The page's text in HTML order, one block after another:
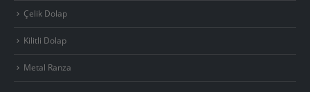
Çelik Dolap
Kilitli Dolap
Metal Ranza